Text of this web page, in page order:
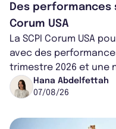
Des performances
Corum USA
La SCPI Corum USA
avec des
trimestre 2026 et une
région de Chicago.
Hana Abdelfettah
07/08/26